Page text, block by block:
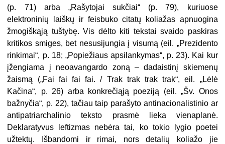
(p. 71) arba „Rašytojai sukčiai“ (p. 79), kuriuose
elektroninių laiškų ir feisbuko citatų koliažas apnuogina
žmogiškąją tuštybę. Vis dėlto kiti tekstai svaido paskiras
kritikos smiges, bet nesusijungia į visumą (eil. „Prezidento
rinkimai“, p. 18; „Popiežiaus apsilankymas“, p. 23). Kai kur
įžengiama į neoavangardo zoną – dadaistinį skiemenų
žaismą („Fai fai fai fai. / Trak trak trak trak“, eil. „Lėlė
Kačina“, p. 26) arba konkrečiąją poeziją (eil. „Šv. Onos
bažnyčia“, p. 22), tačiau taip parašyto antinacionalistinio ar
antipatriarchalinio teksto prasmė lieka vienaplanė.
Deklaratyvus leftizmas nebėra tai, ko tokio lygio poetei
užtektų. Išbandomi ir rimai, nors detalių koliažo jie